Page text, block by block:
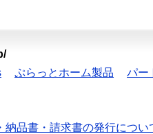
ぷらっとホーム製品 パー
納品書・請求書の発行につい